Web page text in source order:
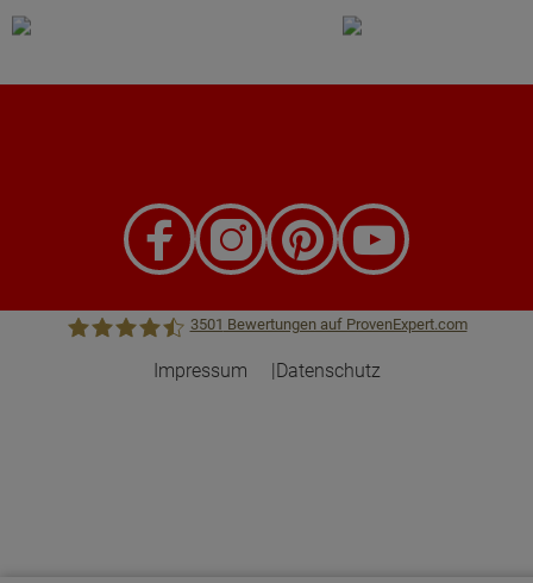
3501 Bewertungen auf ProvenExpert.com
Impressum Datenschutz